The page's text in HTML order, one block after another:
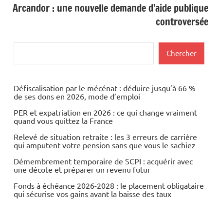
Arcandor : une nouvelle demande d’aide publique
controversée
Chercher
Défiscalisation par le mécénat : déduire jusqu’à 66 %
de ses dons en 2026, mode d’emploi
PER et expatriation en 2026 : ce qui change vraiment
quand vous quittez la France
Relevé de situation retraite : les 3 erreurs de carrière
qui amputent votre pension sans que vous le sachiez
Démembrement temporaire de SCPI : acquérir avec
une décote et préparer un revenu futur
Fonds à échéance 2026-2028 : le placement obligataire
qui sécurise vos gains avant la baisse des taux